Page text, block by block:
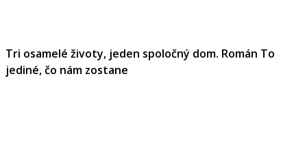
Tri osamelé životy, jeden spoločný dom. Román To
jediné, čo nám zostane